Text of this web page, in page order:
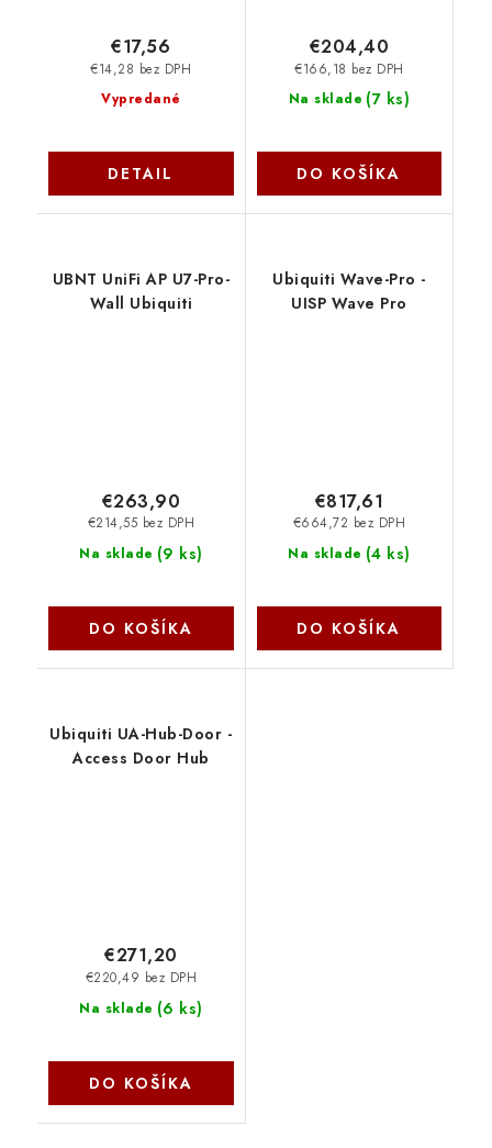
Vypredané
€14,28 bez DPH
€17,56
DETAIL
Na sklade (7 ks)
€166,18 bez DPH
€204,40
DO KOŠÍKA
UBNT UniFi AP U7-Pro-
Wall Ubiquiti
Na sklade (9 ks)
€214,55 bez DPH
€263,90
DO KOŠÍKA
Ubiquiti Wave-Pro -
UISP Wave Pro
Na sklade (4 ks)
€664,72 bez DPH
€817,61
DO KOŠÍKA
Ubiquiti UA-Hub-Door -
Access Door Hub
Na sklade (6 ks)
€220,49 bez DPH
€271,20
DO KOŠÍKA